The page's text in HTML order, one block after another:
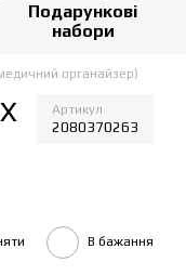
Подарункові
набори
органайзер)
Артикул
2080370263
В бажання